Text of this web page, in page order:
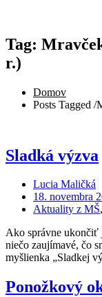
Tag:
r.)
Domov
Posts Tagged /
Sladká výzva
Lucia Maličká
18. novembra
Aktuality z MŠ,
Ako správne ukončiť
niečo zaujímavé, čo
myšlienka „Sladkej
Ponožkový